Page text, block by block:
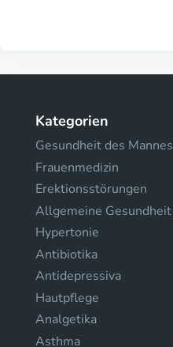
Kategorien
Gesundheit des Mannes
Frauenmedizin
Erektionsstörungen
Allgemeine Gesundheit
Hypertonie
Antibiotika
Antidepressiva
Hautpflege
Analgetika
Asthma